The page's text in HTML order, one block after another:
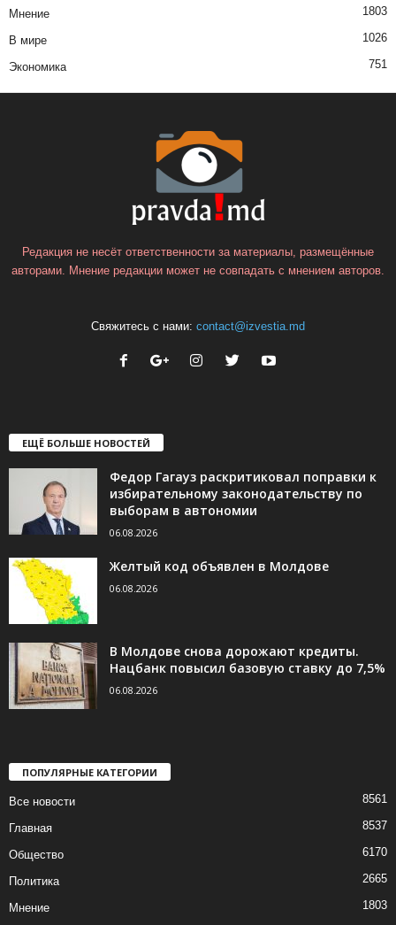
Мнение 1803
В мире 1026
Экономика 751
Редакция не несёт ответственности за материалы, размещённые
авторами. Мнение редакции может не совпадать с мнением авторов.
Свяжитесь с нами: contact@izvestia.md
ЕЩЁ БОЛЬШЕ НОВОСТЕЙ
Федор Гагауз раскритиковал поправки к
избирательному законодательству по
выборам в автономии
06.08.2026
Желтый код объявлен в Молдове
06.08.2026
В Молдове снова дорожают кредиты.
Нацбанк повысил базовую ставку до 7,5%
06.08.2026
ПОПУЛЯРНЫЕ КАТЕГОРИИ
Все новости 8561
Главная 8537
Общество 6170
Политика 2665
Мнение 1803